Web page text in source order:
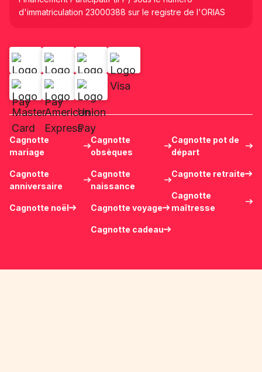
d'immatriculation 23000388 sur le registre de l'ORIAS
Cagnotte
mariage
Cagnotte
anniversaire
Cagnotte noël
Cagnotte
obsèques
Cagnotte
naissance
Cagnotte voyage
Cagnotte cadeau
Cagnotte pot de
départ
Cagnotte retraite
Cagnotte
maîtresse